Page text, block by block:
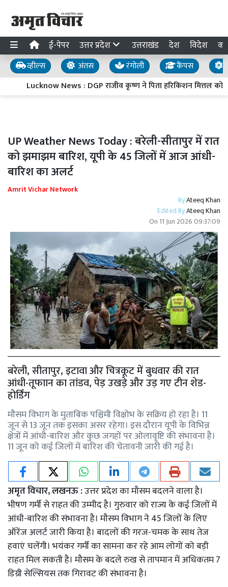
ई-पेपर उत्तर प्रदेश उत्तराखंड देश विदेश
व्हील्स अंतस रंगोली कैंपस
Lucknow News : DGP राजीव कृष्ण ने पिता हरिकिशन मित्तल को
UP Weather News Today : बरेली-सीतापुर में रात
को झमाझम बारिश, यूपी के 45 जिलों में आज आंधी-
बारिश का अलर्ट
Amrit Vichar Network
ByAteeq Khan
Edited ByAteeq Khan
On 11 Jun 2026 09:37:09
बरेली, सीतापुर, इटावा और चित्रकूट में बुधवार की रात
आंधी-तूफाान का तांडव, पेड़ उखड़े और उड़ गए टीन शेड-
होर्डिंग
मौसम विभाग के मुताबिक पश्चिमी विक्षोभ के सक्रिय हो रहा है। 11
जून से 13 जून तक इसका असर रहेगा। इस दौरान यूपी के विभिन्न
क्षेत्रों में आंधी-बारिश और कुछ जगहों पर ओलावृष्टि की संभावना है।
11 जून को कई जिलों में बारिश की चेतावनी जारी की गई है।
अमृत विचार, लखनऊ :उत्तर प्रदेश का मौसम बदलने वाला है।
भीषण गर्मी से राहत की उम्मीद है। गुरुवार को राज्य के कई जिलों में
आंधी-बारिश की संभावना है। मौसम विभाग ने 45 जिलों के लिए
ऑरेंज अलर्ट जारी किया है। बादलों की गरज-चमक के साथ तेज
हवाएं चलेंगी। भयंकर गर्मी का सामना कर रहे आम लोगों को बड़ी
राहत मिल सकती है। मौसम के बदले रुख से तापमान में अधिकतम 7
डिग्री सेल्सियस तक गिरावट की संभावना है।